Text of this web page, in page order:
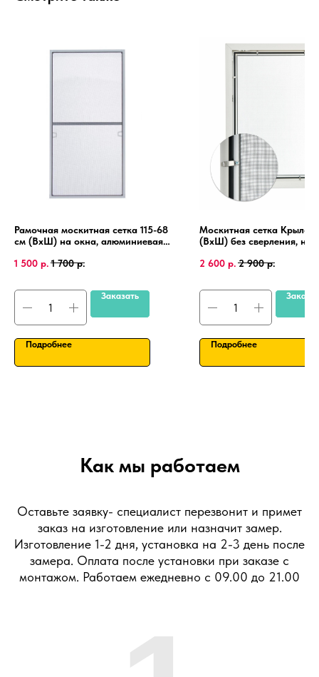
Рамочная москитная сетка 115-68
см (ВхШ) на окна, алюминиевая
1 500 р. 1 700 р.
Заказать
Подробнее
Москитная сетка Крыло
(ВхШ) без сверления, на
рамка.
2 600 р. 2 900 р.
Подробнее
Как мы работаем
Оставьте заявку- специалист перезвонит и примет
заказ на изготовление или назначит замер.
Изготовление 1-2 дня, установка на 2-3 день после
замера. Оплата после установки при заказе с
монтажом. Работаем ежедневно с 09.00 до 21.00